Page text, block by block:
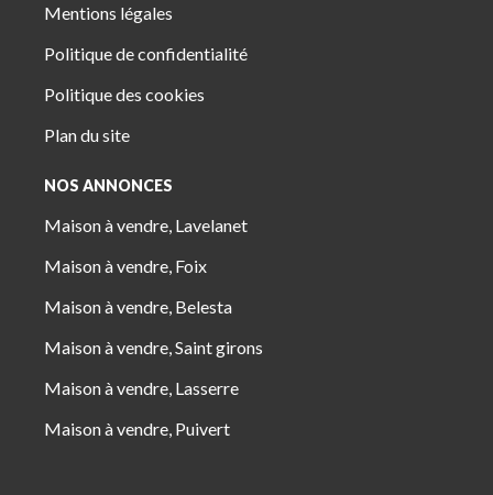
Mentions légales
Politique de confidentialité
Politique des cookies
Plan du site
NOS ANNONCES
Maison à vendre, Lavelanet
Maison à vendre, Foix
Maison à vendre, Belesta
Maison à vendre, Saint girons
Maison à vendre, Lasserre
Maison à vendre, Puivert